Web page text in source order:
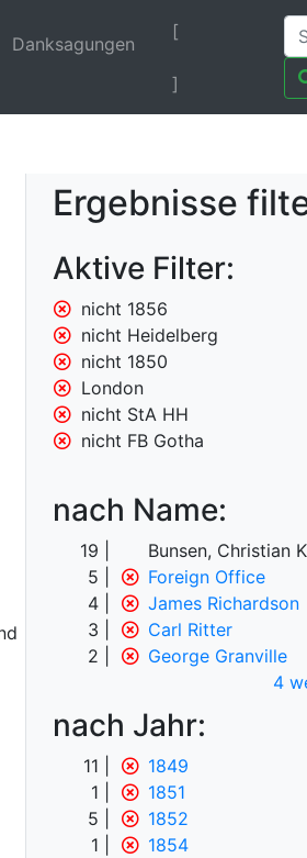
Danksagungen
[
]
Ergebnisse
Aktive Filter:
nicht 1856
nicht Heidelberg
nicht 1850
London
nicht StA HH
nicht FB Gotha
nach Name:
19
Bunsen, Christian
5
Foreign Office
4
James Richardson
3
Carl Ritter
2
George Granville
4
nach Jahr:
11
1849
1
1851
5
1852
1
1854